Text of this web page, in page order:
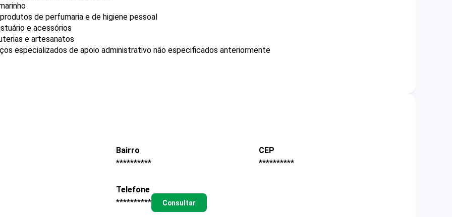
de perfumaria e de higiene pessoal
e acessórios
e artesanatos
especializados de apoio administrativo não especificados anteriormente
Bairro
**********
CEP
**********
Telefone
**********
Consultar